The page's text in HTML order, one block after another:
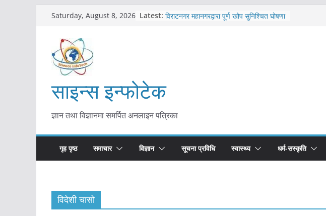
content
Saturday, August 8, 2026 Latest: कोरोना संक्रमण पुष्टिपछि दार्चुलाका सीमामा कडाइ
विराटनगर महानगरद्वारा पूर्ण खोप सुनिश्चित घोषणा
साइन्स इन्फोटेक
ज्ञान तथा विज्ञानमा समर्पित अनलाइन पत्रिका
गृह पृष्ठ समाचार विज्ञान सूचना प्रविधि स्वास्थ्य धर्म-सस्कृति
विदेशी चासो